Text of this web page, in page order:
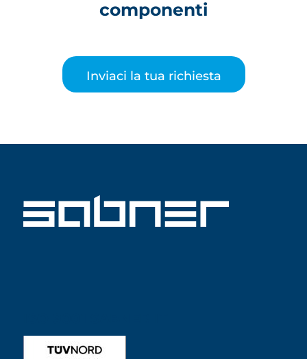
componenti
Inviaci la tua richiesta